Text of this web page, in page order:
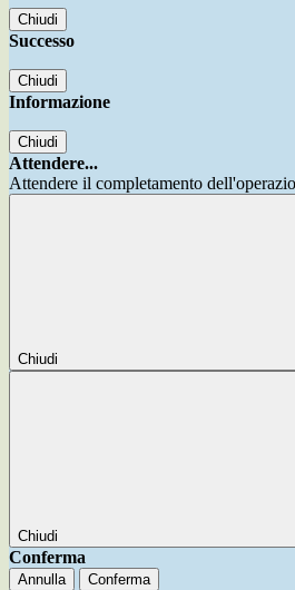
Chiudi
Successo
Chiudi
Informazione
Chiudi
Attendere...
Attendere il completamento
Chiudi
Chiudi
Conferma
Annulla Conferma